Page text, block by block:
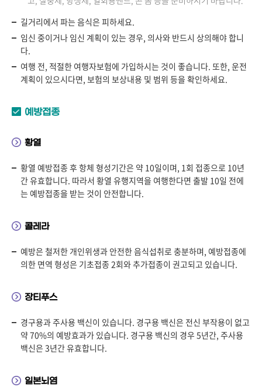
길거리에서 파는 음식은 피하세요.
임신 중이거나 임신 계획이 있는 경우, 의사와 반드시 상의해야 합니
다.
여행 전, 적절한 여행자보험에 가입하시는 것이 좋습니다. 또한, 운전
계획이 있으시다면, 보험의 보상내용 및 범위 등을 확인하세요.
예방접종
황열
황열 예방접종 후 항체 형성기간은 약 10일이며, 1회 접종으로 10년
간 유효합니다. 따라서 황열 유행지역을 여행한다면 출발 10일 전에
는 예방접종을 받는 것이 안전합니다.
콜레라
예방은 철저한 개인위생과 안전한 음식섭취로 충분하며, 예방접종에
의한 면역 형성은 기초접종 2회와 추가접종이 권고되고 있습니다.
장티푸스
경구용과 주사용 백신이 있습니다. 경구용 백신은 전신 부작용이 없고
약 70%의 예방효과가 있습니다. 경구용 백신의 경우 5년간, 주사용
백신은 3년간 유효합니다.
일본뇌염